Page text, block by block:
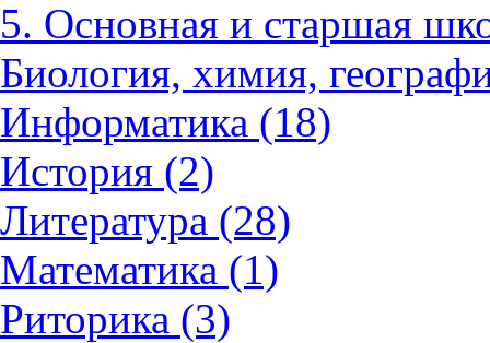
5. Основная и старшая
Биология, химия,
Информатика (18)
История (2)
Литература (28)
Математика (1)
Риторика (3)